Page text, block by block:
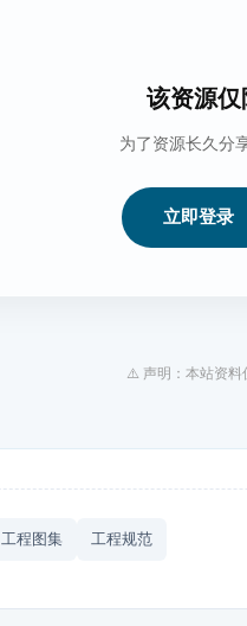
该资源
为了资源长久分
立即登录
⚠️ 声明：本站资料
工程图集 工程规范